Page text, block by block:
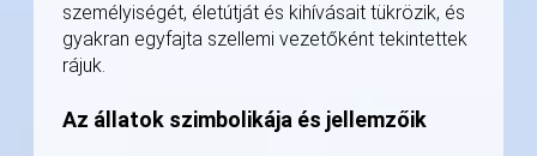
személyiségét, életútját és kihívásait tükrözik, és
gyakran egyfajta szellemi vezetőként tekintettek
rájuk.
Az állatok szimbolikája és jellemzőik